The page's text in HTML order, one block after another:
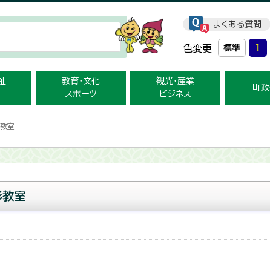
よくある質問
色変更
教育・文化
スポーツ
観光・産業
ビジネス
町
室
教室